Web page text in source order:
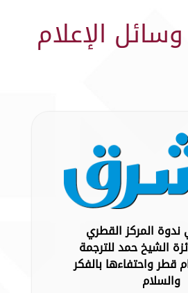
الإعلام
المركز القطري
الشيخ حمد للترجمة
واحتفاءها بالفكر
والسلام